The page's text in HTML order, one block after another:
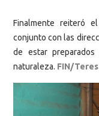
Finalmente reiteró
conjunto con las
de estar
naturaleza. FIN/